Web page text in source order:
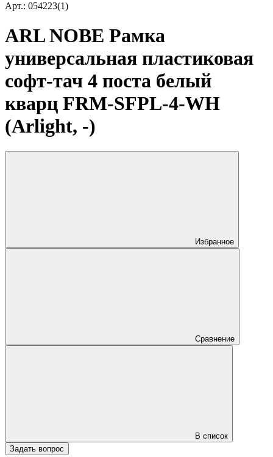
Арт.: 054223(1)
ARL NOBE Рамка
универсальная пластиковая
софт-тач 4 поста белый
кварц FRM-SFPL-4-WH
(Arlight, -)
Избранное
Сравнение
В список
Задать вопрос